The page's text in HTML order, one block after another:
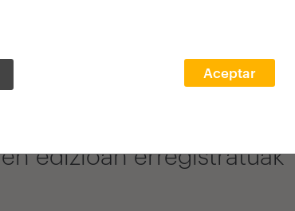
Aceptar
Foroa egiten
titulazioa duten arkitekto
edizioan erregistratuak